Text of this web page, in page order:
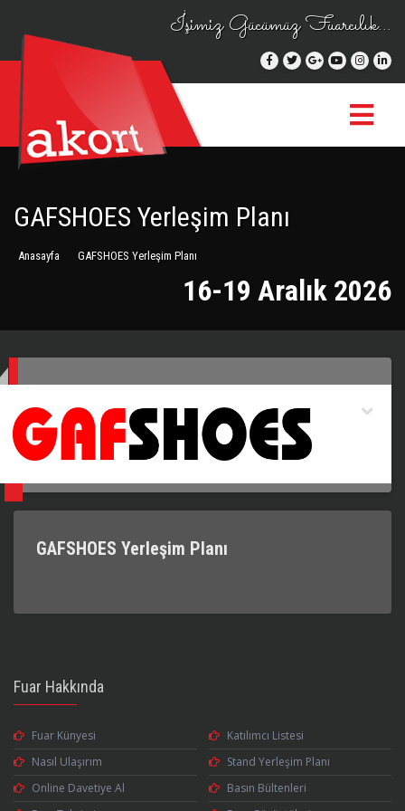
İşimiz Gücümüz Fuarcılık...
GAFSHOES Yerleşim Planı
Anasayfa GAFSHOES Yerleşim Planı
16-19 Aralık 2026
GAFSHOES Yerleşim Planı
Fuar Hakkında
Fuar Künyesi
Nasıl Ulaşırım
Online Davetiye Al
Katılımcı Listesi
Stand Yerleşim Planı
Basın Bültenleri